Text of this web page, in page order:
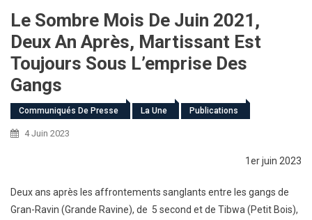
Le Sombre Mois De Juin 2021,
Deux An Après, Martissant Est
Toujours Sous L’emprise Des
Gangs
Communiqués De Presse La Une Publications
4 Juin 2023
1er juin 2023
Deux ans après les affrontements sanglants entre les gangs de
Gran-Ravin (Grande Ravine), de 5 second et de Tibwa (Petit Bois),